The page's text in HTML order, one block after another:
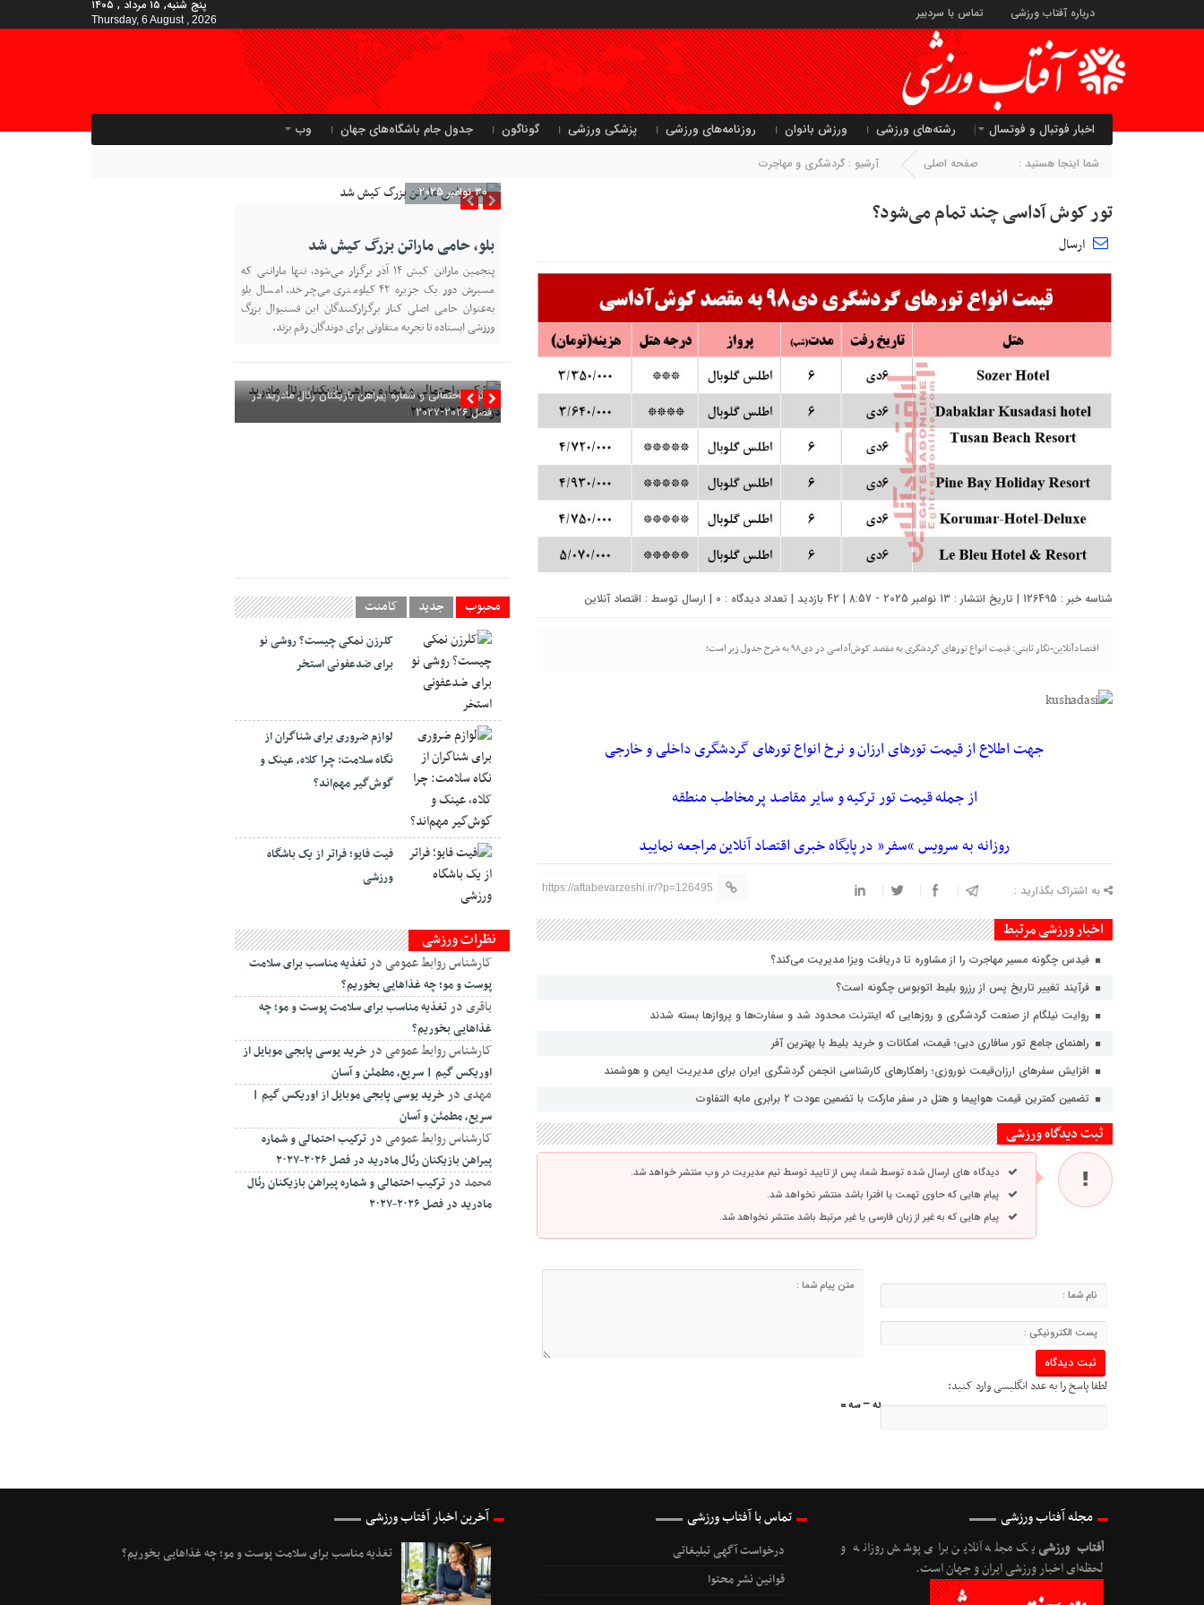
درباره آفتاب ورزشی تماس با سردبیر پنج شنبه, ۱۵ مرداد , ۱۴۰۵
Thursday, 6 August , 2026
اخبار فوتبال و فوتسال رشته‌های ورزشی ورزش بانوان روزنامه‌های ورزشی پزشکی ورزشی گوناگون جدول جام باشگاه‌های جهان وب
شما اینجا هستید : صفحه اصلی آرشیو : گردشگری و مهاجرت
تور کوش آداسی چند تمام می‌شود؟
ارسال
شناسه خبر : 126495 | تاریخ انتشار : 13 نوامبر 2025 - 8:57 | 42 بازدید | تعداد دیدگاه : 0 | ارسال توسط : اقتصاد آنلاین
اقتصادآنلاین-نگار ثابتی: قیمت انواع تورهای گردشگری به مقصد کوش‌آداسی در دی۹۸ به شرح جدول زیر است؛
جهت اطلاع ازقیمت تورهای ارزانو نرخ انواعتورهای گردشگریداخلی و خارجی
از جملهقیمت تور ترکیهو سایر مقاصد پرمخاطب منطقه
روزانه به سرویس “سفر” درپایگاه خبری اقتصاد آنلاینمراجعه نمایید
به اشتراک بگذارید : https://aftabevarzeshi.ir/?p=126495
اخبار ورزشی مرتبط
فیدس چگونه مسیر مهاجرت را از مشاوره تا دریافت ویزا مدیریت می‌کند؟
فرآیند تغییر تاریخ پس از رزرو بلیط اتوبوس چگونه است؟
روایت نیلگام از صنعت گردشگری و روزهایی که اینترنت محدود شد و سفارت‌ها و پروازها بسته شدند
راهنمای جامع تور سافاری دبی؛ قیمت، امکانات و خرید بلیط با بهترین آفر
افزایش سفرهای ارزان‌قیمت نوروزی؛ راهکارهای کارشناسی انجمن گردشگری ایران برای مدیریت ایمن و هوشمند
تضمین کمترین قیمت هواپیما و هتل در سفر مارکت با تضمین عودت ۲ برابری مابه التفاوت
ثبت دیدگاه ورزشی
دیدگاه های ارسال شده توسط شما، پس از تایید توسط تیم مدیریت در وب منتشر خواهد شد.
پیام هایی که حاوی تهمت یا افترا باشد منتشر نخواهد شد.
پیام هایی که به غیر از زبان فارسی یا غیر مرتبط باشد منتشر نخواهد شد.
لطفا پاسخ را به عدد انگلیسی وارد کنید:
نه − سه =
30 نوامبر 2025
بلو، حامی ماراتن بزرگ کیش شد
پنجمین ماراتن کیش ۱۴ آذر برگزار می‌شود، تنها ماراتنی که
مسیرش دور یک جزیره ۴۲ کیلومتری می‌چرخد. امسال بلو
به‌عنوان حامی اصلی کنار برگزارکنندگان این فستیوال بزرگ
ورزشی ایستاده تا تجربه متفاوتی برای دوندگان رقم بزند.
ترکیب احتمالی و شماره پیراهن بازیکنان رئال مادرید در
فصل ۲۰۲۶-۲۰۲۷
محبوب جدید کامنت
کلرزن نمکی چیست؟ روشی نو
برای ضدعفونی استخر
لوازم ضروری برای شناگران از
نگاه سلامت: چرا کلاه، عینک و
گوش‌گیر مهم‌اند؟
فیت ‌فایو؛ فراتر از یک باشگاه
ورزشی
نظرات ورزشی
کارشناس روابط عمومیدرتغذیه مناسب برای سلامت
پوست و مو؛ چه غذاهایی بخوریم؟
باقریدرتغذیه مناسب برای سلامت پوست و مو؛ چه
غذاهایی بخوریم؟
کارشناس روابط عمومیدرخرید یوسی پابجی موبایل از
اوریکس گیم | سریع، مطمئن و آسان
مهدیدرخرید یوسی پابجی موبایل از اوریکس گیم |
سریع، مطمئن و آسان
کارشناس روابط عمومیدرترکیب احتمالی و شماره
پیراهن بازیکنان رئال مادرید در فصل ۲۰۲۶-۲۰۲۷
محمد درترکیب احتمالی و شماره پیراهن بازیکنان رئال
مادرید در فصل ۲۰۲۶-۲۰۲۷
مجله آفتاب ورزشی
آفتاب ورزشییک مجله آنلاین برای پوشش روزانه و
لحظه‌ای اخبار ورزشی ایران و جهان است.
تماس با آفتاب ورزشی
درخواست آگهی تبلیغاتی
قوانین نشر محتوا
آخرین اخبار آفتاب ورزشی
تغذیه مناسب برای سلامت پوست و مو؛ چه غذاهایی بخوریم؟